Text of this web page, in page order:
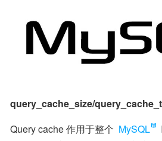
query_cache_size/
Query cache 作用于整个 MySQL